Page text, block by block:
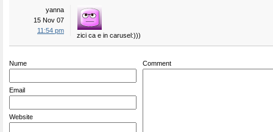
yanna
15 Nov 07
11:54 pm
zici ca e in carusel:)))
Nume
Email
Website
Comment